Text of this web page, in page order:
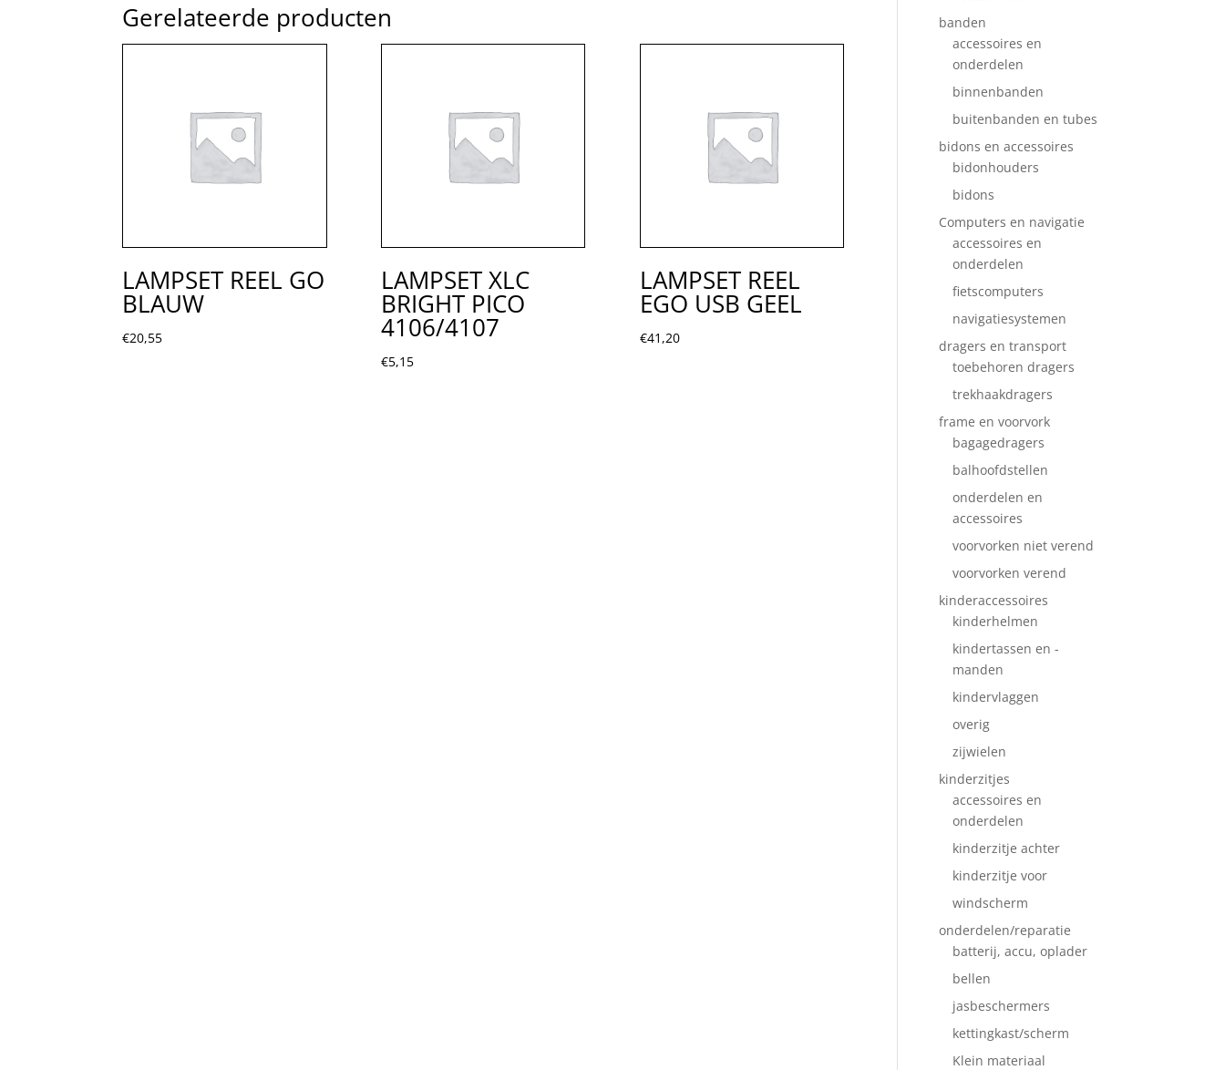
Gerelateerde producten
LAMPSET REEL GO
BLAUW
€20,55
LAMPSET XLC
BRIGHT PICO
4106/4107
€5,15
LAMPSET REEL
EGO USB GEEL
€41,20
banden
accessoires en
onderdelen
binnenbanden
buitenbanden en tubes
bidons en accessoires
bidonhouders
bidons
Computers en navigatie
accessoires en
onderdelen
fietscomputers
navigatiesystemen
dragers en transport
toebehoren dragers
trekhaakdragers
frame en voorvork
bagagedragers
balhoofdstellen
onderdelen en
accessoires
voorvorken niet verend
voorvorken verend
kinderaccessoires
kinderhelmen
kindertassen en -
manden
kindervlaggen
overig
zijwielen
kinderzitjes
accessoires en
onderdelen
kinderzitje achter
kinderzitje voor
windscherm
onderdelen/reparatie
batterij, accu, oplader
bellen
jasbeschermers
kettingkast/scherm
Klein materiaal